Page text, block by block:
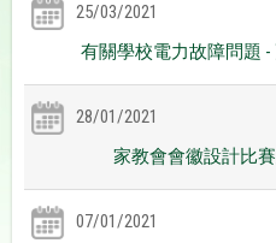
25/03/2021
有關學校電力故障問題 -
28/01/2021
家教會會徽設計比
07/01/2021